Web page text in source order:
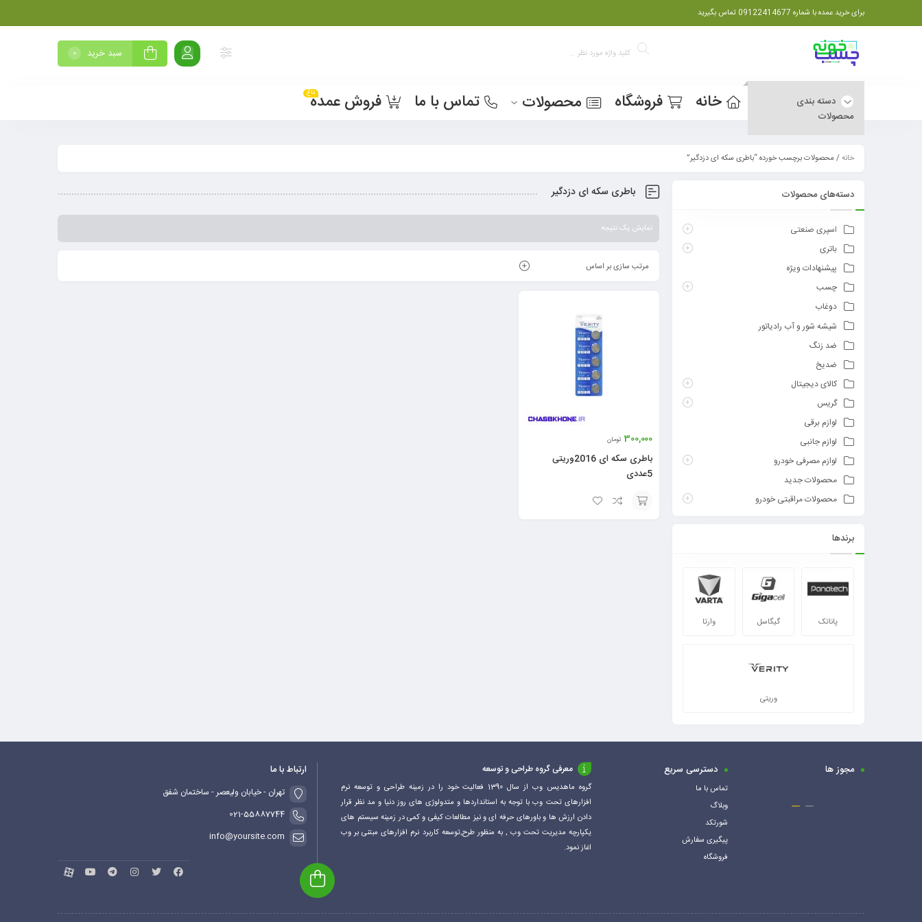
برای خرید عمده با شماره 09122414677 تماس بگیرید
سبد خرید 0
دسته بندی
محصولات
خانه فروشگاه محصولات تماس با ما فروش عمدهداغ
خانه/ محصولات برچسب خورده “باطری سکه ای دزدگیر”
باطری سکه ای دزدگیر
نمایش یک نتیجه
مرتب سازی بر اساس
300,000 تومان
باطری سکه ای 2016وریتی
5عددی
دسته‌های محصولات
اسپری صنعتی
باتری
پیشنهادات ویژه
چسب
دوغاب
شیشه شور و آب رادیاتور
ضد زنگ
ضدیخ
کالای دیجیتال
گریس
لوازم برقی
لوازم جانبی
لوازم مصرفی خودرو
محصولات جدید
محصولات مراقبتی خودرو
برندها
پاناتک گیگاسل وارتا
وریتی
مجوز ها دسترسی سریع
تماس با ما
وبلاگ
شورتکد
پیگیری سفارش
فروشگاه
معرفی گروه طراحی و توسعه
گروه ماهدیس وب از سال 1390 فعالیت خود را در زمینه طراحی و توسعه نرم
افزارهای تحت وب با توجه به استانداردها و متدولوژی های روز دنیا و مد نظر قرار
دادن ارزش ها و باورهای حرفه ای و نیز مطالعات کیفی و کمی در زمینه سیستم های
یکپارچه مدیریت تحت وب , به منظور طرح,توسعه کاربرد نرم افزارهای مبتنی بر وب
اغاز نمود.
ارتباط با ما
تهران - خیابان ولیعصر - ساختمان شفق
021-55887744
info@yoursite.com